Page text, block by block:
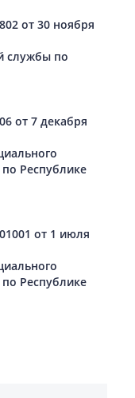
от 30 ноября
службы по
от 7 декабря
Республике
от 1 июля
Республике